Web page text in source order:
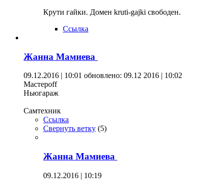
Крути гайки. Домен kruti-gajki свободен.
Ссылка
Жанна Мамиева
09.12.2016 | 10:01 обновлено: 09.12 2016 | 10:02
Мастерoff
Ньюгараж
Самтехник
Ссылка
Свернуть ветку (5)
Жанна Мамиева
09.12.2016 | 10:19